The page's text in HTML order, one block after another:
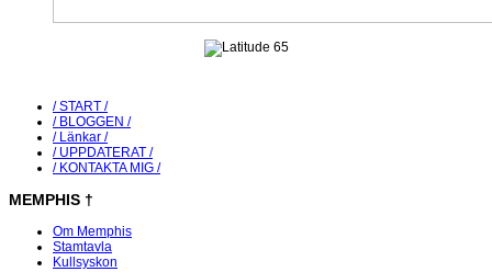
/ START /
/ BLOGGEN /
/ Länkar /
/ UPPDATERAT /
/ KONTAKTA MIG /
MEMPHIS †
Om Memphis
Stamtavla
Kullsyskon